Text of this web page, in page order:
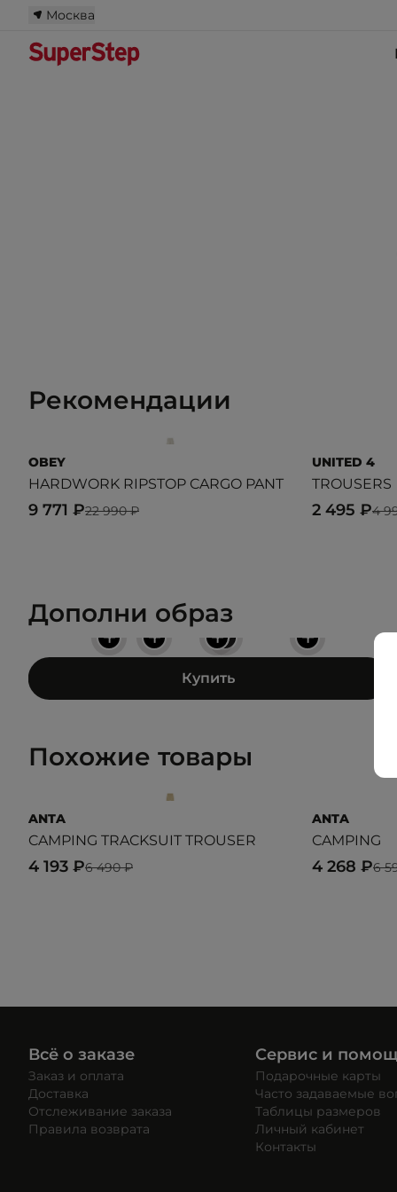
Москва
Рекомендации
OBEY
HARDWORK RIPSTOP CARGO PANT
22 990 ₽
9 771 ₽
UNITED 4
TROUSERS
4
2 495 ₽
Дополни образ
+
+
+ + +
Купить
Похожие товары
ANTA
CAMPING TRACKSUIT TROUSER
6 490 ₽
4 193 ₽
ANTA
CAMPING
6
4 268 ₽
Всё о заказе
Заказ и оплата
Доставка
Отслеживание заказа
Правила возврата
Сервис и
Подарочные карты
Часто задаваемые
Таблицы размеров
Личный кабинет
Контакты